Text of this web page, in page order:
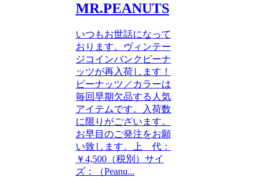
MR.PEANUTS
いつもお世話になって
おります。ヴィンテー
ジコインバンクピーナ
ッツが再入荷します！
ピーナッツ／カラーは
毎回早期欠品する人気
アイテムです。入荷数
に限りがございます。
お早目のご発注をお願
い致します。上 代：
￥4,500（税別）サイ
ズ：（Peanu...